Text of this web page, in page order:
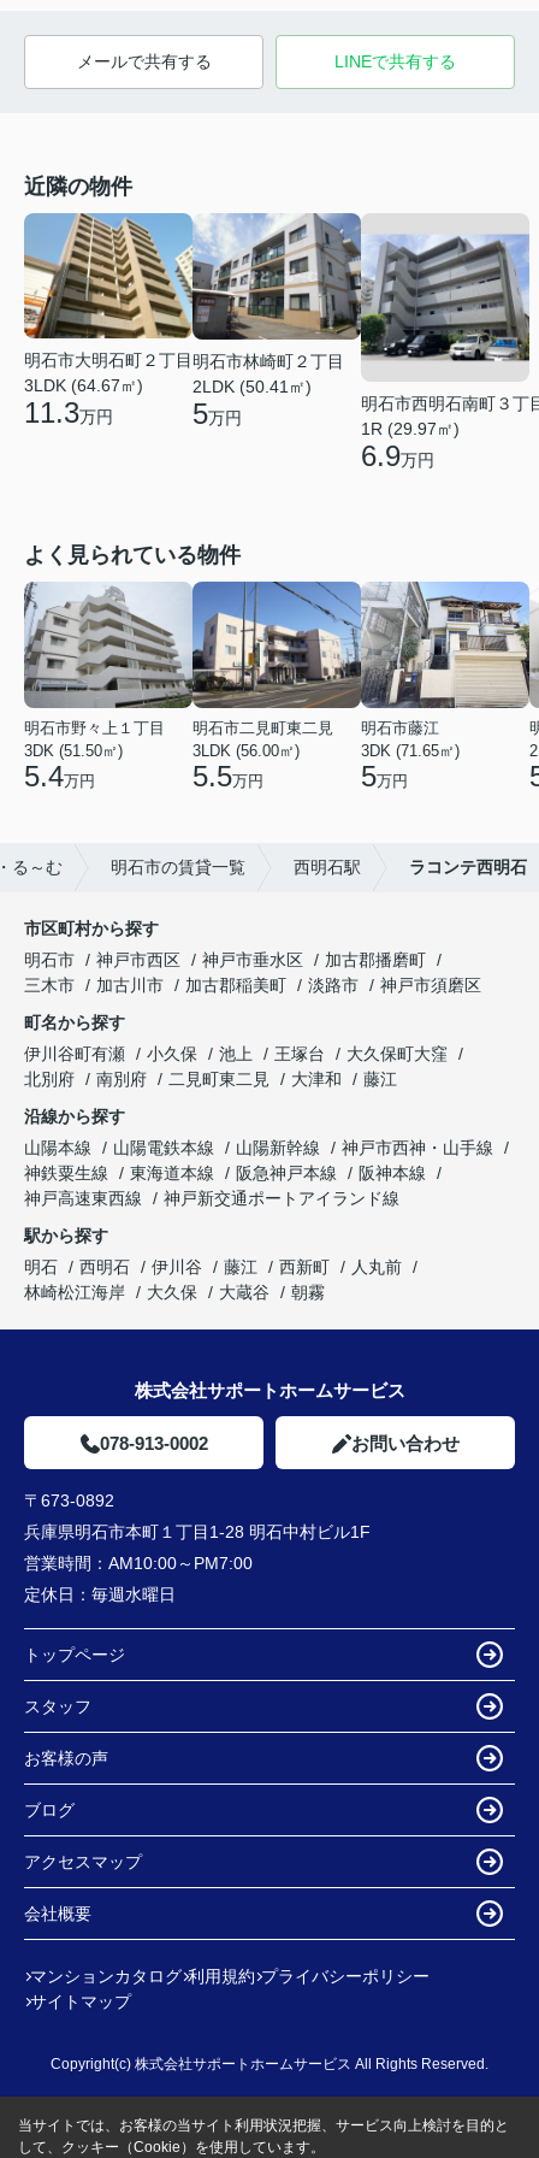
メールで共有する LINEで共有する
近隣の物件
明石市大明石町２丁目
3LDK (64.67㎡)
11.3万円
明石市林崎町２丁目
2LDK (50.41㎡)
5万円
明石市西明石南町３丁
1R (29.97㎡)
6.9万円
よく見られている物件
明石市野々上１丁目
3DK (51.50㎡)
5.4万円
明石市二見町東二見
3LDK (56.00㎡)
5.5万円
明石市藤江
3DK (71.65㎡)
5万円
る～む 明石市の賃貸一覧 西明石駅 ラコンテ西明石
市区町村から探す
明石市
神戸市西区 神戸市垂水区
加古郡播磨町
三木市
加古川市 加古郡稲美町 淡路市
神戸市須磨区
町名から探す
伊川谷町有瀬
小久保 池上 王塚台
大久保町大窪
北別府
南別府 二見町東二見 大津和
藤江
沿線から探す
山陽本線
山陽電鉄本線 山陽新幹線
神戸市西神・山手線
神鉄粟生線
東海道本線 阪急神戸本線
阪神本線
神戸高速東西線
神戸新交通ポートアイランド線
駅から探す
明石
西明石 伊川谷 藤江 西新町
人丸前
林崎松江海岸
大久保 大蔵谷 朝霧
株式会社サポートホームサービス
078-913-0002 お問い合わせ
〒673-0892
兵庫県明石市本町１丁目1-28 明石中村ビル1F
営業時間： AM10:00～PM7:00
定休日： 毎週水曜日
トップページ
スタッフ
お客様の声
ブログ
アクセスマップ
会社概要
マンションカタログ 利用規約 プライバシーポリシー
サイトマップ
Copyright(c) 株式会社サポートホームサービス All Rights Reserved.
当サイトでは、お客様の当サイト利用状況把握、サービス向上検討を目的と
して、クッキー（Cookie）を使用しています。